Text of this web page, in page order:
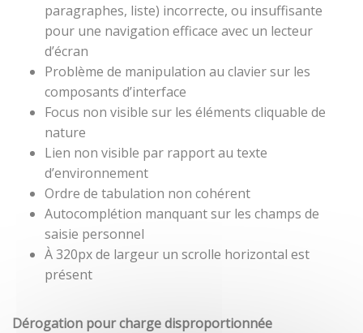
paragraphes, liste) incorrecte, ou insuffisante
pour une navigation efficace avec un lecteur
d’écran
Problème de manipulation au clavier sur les
composants d’interface
Focus non visible sur les éléments cliquable de
nature
Lien non visible par rapport au texte
d’environnement
Ordre de tabulation non cohérent
Autocomplétion manquant sur les champs de
saisie personnel
À 320px de largeur un scrolle horizontal est
présent
Dérogation pour charge disproportionnée